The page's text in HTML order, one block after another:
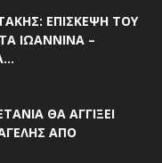
ΕΠΊΣΚΕΨΗ ΤΟΥ
ΙΩΆΝΝΙΝΑ –
ΘΑ ΑΓΓΊΞΕΙ
ΑΠΌ